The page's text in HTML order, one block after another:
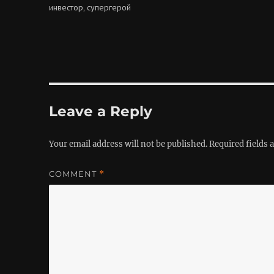
инвестор,супергерой
Leave a Reply
Your email address will not be published.Required fields
COMMENT *